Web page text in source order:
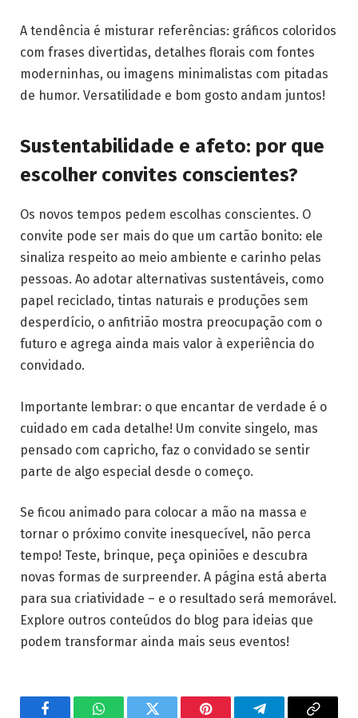
A tendência é misturar referências: gráficos coloridos
com frases divertidas, detalhes florais com fontes
moderninhas, ou imagens minimalistas com pitadas
de humor. Versatilidade e bom gosto andam juntos!
Sustentabilidade e afeto: por que
escolher convites conscientes?
Os novos tempos pedem escolhas conscientes. O
convite pode ser mais do que um cartão bonito: ele
sinaliza respeito ao meio ambiente e carinho pelas
pessoas. Ao adotar alternativas sustentáveis, como
papel reciclado, tintas naturais e produções sem
desperdício, o anfitrião mostra preocupação com o
futuro e agrega ainda mais valor à experiência do
convidado.
Importante lembrar: o que encantar de verdade é o
cuidado em cada detalhe! Um convite singelo, mas
pensado com capricho, faz o convidado se sentir
parte de algo especial desde o começo.
Se ficou animado para colocar a mão na massa e
tornar o próximo convite inesquecível, não perca
tempo! Teste, brinque, peça opiniões e descubra
novas formas de surpreender. A página está aberta
para sua criatividade – e o resultado será memorável.
Explore outros conteúdos do blog para ideias que
podem transformar ainda mais seus eventos!